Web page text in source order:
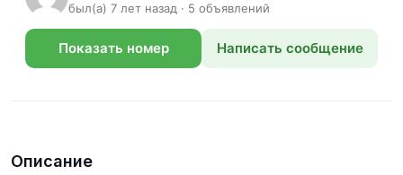
был(а) 7 лет назад · 5 объявлений
Показать номер Написать сообщение
Описание